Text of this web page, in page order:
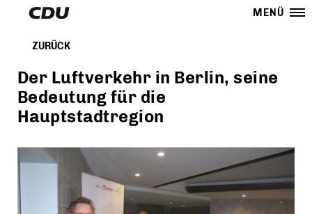
MENÜ
ZURÜCK
Der Luftverkehr in Berlin, seine
Bedeutung für die
Hauptstadtregion